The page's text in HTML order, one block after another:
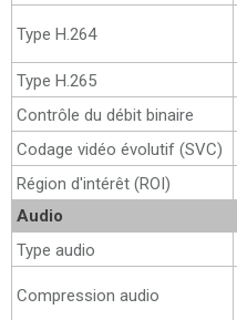
Type H.264
Type H.265
Contrôle du débit binaire
Codage vidéo évolutif (SVC)
Région d'intérêt (ROI)
Audio
Type audio
Compression audio